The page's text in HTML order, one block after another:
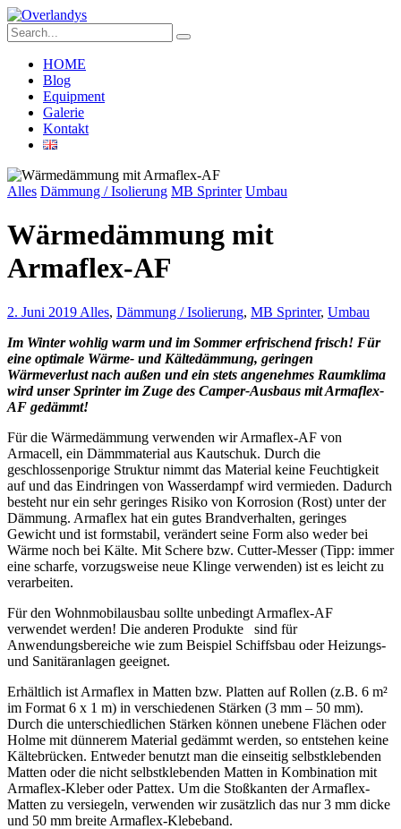
HOME
Blog
Equipment
Galerie
Kontakt
Alles Dämmung / Isolierung MB Sprinter Umbau
Wärmedämmung mit
Armaflex-AF
2. Juni 2019 Alles, Dämmung / Isolierung, MB Sprinter, Umbau
Im Winter wohlig warm und im Sommer erfrischend frisch! Für
eine optimale Wärme- und Kältedämmung, geringen
Wärmeverlust nach außen und ein stets angenehmes Raumklima
wird unser Sprinter im Zuge des Camper-Ausbaus mit Armaflex-
AF gedämmt!
Für die Wärmedämmung verwenden wir Armaflex-AF von
Armacell, ein Dämmmaterial aus Kautschuk. Durch die
geschlossenporige Struktur nimmt das Material keine Feuchtigkeit
auf und das Eindringen von Wasserdampf wird vermieden. Dadurch
besteht nur ein sehr geringes Risiko von Korrosion (Rost) unter der
Dämmung. Armaflex hat ein gutes Brandverhalten, geringes
Gewicht und ist formstabil, verändert seine Form also weder bei
Wärme noch bei Kälte. Mit Schere bzw. Cutter-Messer (Tipp: immer
eine scharfe, vorzugsweise neue Klinge verwenden) ist es leicht zu
verarbeiten.
Für den Wohnmobilausbau sollte unbedingt Armaflex-AF
verwendet werden! Die anderen Produkte
sind für
Anwendungsbereiche wie zum Beispiel Schiffsbau oder Heizungs-
und Sanitäranlagen geeignet.
Erhältlich ist Armaflex in Matten bzw. Platten auf Rollen (z.B. 6 m²
im Format 6 x 1 m) in verschiedenen Stärken (3 mm – 50 mm).
Durch die unterschiedlichen Stärken können unebene Flächen oder
Holme mit dünnerem Material gedämmt werden, so entstehen keine
Kältebrücken. Entweder benutzt man die einseitig selbstklebenden
Matten oder die nicht selbstklebenden Matten in Kombination mit
Armaflex-Kleber oder Pattex. Um die Stoßkanten der Armaflex-
Matten zu versiegeln, verwenden wir zusätzlich das nur 3 mm dicke
und 50 mm breite Armaflex-Klebeband.